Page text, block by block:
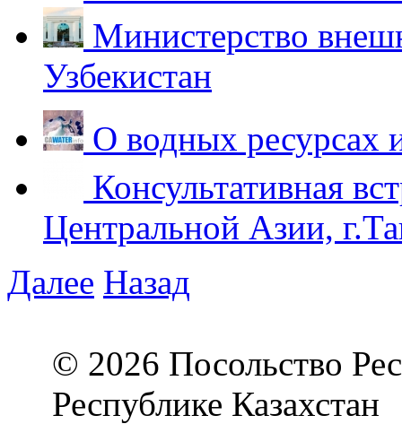
Министерство
Узбекистан
О водных ресурсах
Консультативная
Центральной Азии,
Далее Назад
© 2026 Посольство
Республике Казахстан